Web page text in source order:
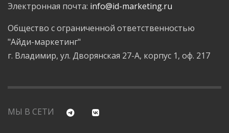
Электронная почта: info@id-marketing.ru
Общество с ограниченной ответственностью
"Айди-маркетинг"
г. Владимир, ул. Дворянская 27-А, корпус 1, оф. 217
МЫ В СЕТИ